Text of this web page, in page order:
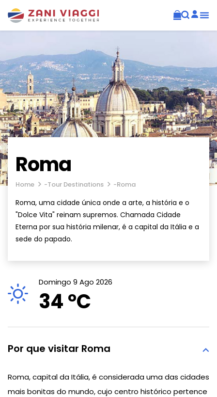
Roma
Home -Tour Destinations -Roma
Roma, uma cidade única onde a arte, a história e o
"Dolce Vita" reinam supremos. Chamada Cidade
Eterna por sua história milenar, é a capital da Itália e a
sede do papado.
Domingo 9 Ago 2026
34 °C
Por que visitar Roma
Roma, capital da Itália, é considerada uma das cidades
mais bonitas do mundo, cujo centro histórico pertence